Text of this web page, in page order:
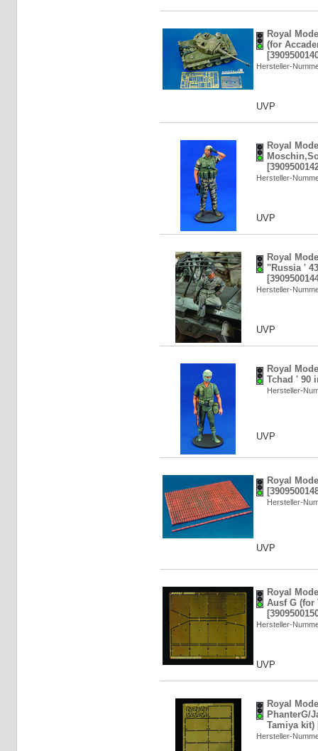
Royal
(for
Hersteller-
UVP
Royal
Hersteller-
UVP
Royal
"Russia '
Hersteller-
UVP
Royal
Tchad ' 90
Hersteller-
UVP
Royal
Hersteller-
UVP
Royal
Ausf G (for
Hersteller-
UVP
Royal
PhanterG/
Tamiya kit)
Hersteller-